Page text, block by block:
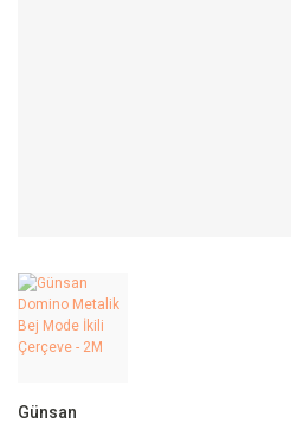
Günsan